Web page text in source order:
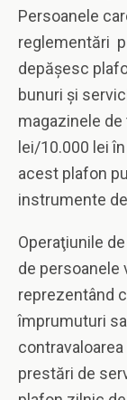
Persoanele
reglementări
depăşesc
bunuri şi
magazinele
lei/10.000 lei
acest plafon
instrumente
Operaţiunile
de persoanele
reprezentând
împrumuturi
prestări de